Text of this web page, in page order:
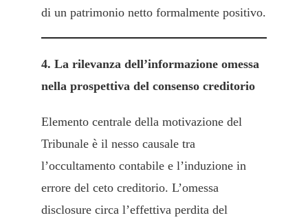
di un patrimonio netto formalmente positivo.
4. La rilevanza dell’informazione omessa
nella prospettiva del consenso creditorio
Elemento centrale della motivazione del
Tribunale è il nesso causale tra
l’occultamento contabile e l’induzione in
errore del ceto creditorio. L’omessa
disclosure circa l’effettiva perdita del